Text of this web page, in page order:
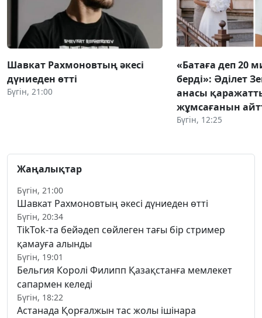
Шавкат Рахмоновтың әкесі
дүниеден өтті
Бүгін, 21:00
«Батаға деп 20
берді»: Әділет
анасы
жұмсағанын
Бүгін, 12:25
Жаңалықтар
Бүгін, 21:00
Шавкат Рахмоновтың әкесі дүниеден өтті
Бүгін, 20:34
TikTok-та бейәдеп сөйлеген тағы бір стример
қамауға алынды
Бүгін, 19:01
Бельгия Королі Филипп Қазақстанға мемлекет
сапармен келеді
Бүгін, 18:22
Астанада Қорғалжын тас жолы ішінара